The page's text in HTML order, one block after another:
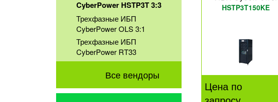
CyberPower HSTP3T 3:3
Трехфазные ИБП
CyberPower OLS 3:1
Трехфазные ИБП
CyberPower RT33
Все вендоры
HSTP3T150KE
Цена по